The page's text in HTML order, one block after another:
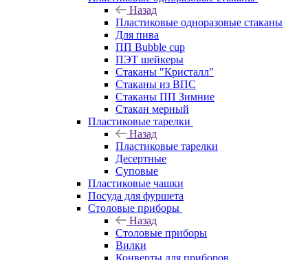
Назад
Пластиковые одноразовые стаканы
Для пива
ПП Bubble cup
ПЭТ шейкеры
Стаканы "Кристалл"
Стаканы из ВПС
Стаканы ПП Зимние
Стакан мерный
Пластиковые тарелки
Назад
Пластиковые тарелки
Десертные
Суповые
Пластиковые чашки
Посуда для фуршета
Столовые приборы
Назад
Столовые приборы
Вилки
Конверты для приборов